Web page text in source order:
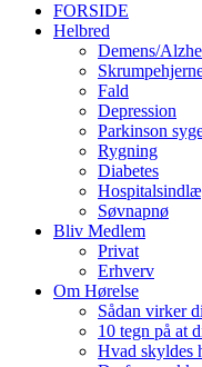
FORSIDE
Helbred
Demens/
Fald
Depression
Parkinson
Rygning
Diabetes
Søvnapnø
Bliv Medlem
Privat
Erhverv
Om Hørelse
Sådan virker
10 tegn på at
Hvad skyldes